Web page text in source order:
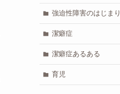
強迫性障害のはじまり
潔癖症
潔癖症あるある
育児